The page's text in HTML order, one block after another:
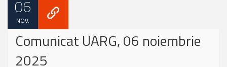
06
NOV.
Comunicat UARG, 06 noiembrie
2025